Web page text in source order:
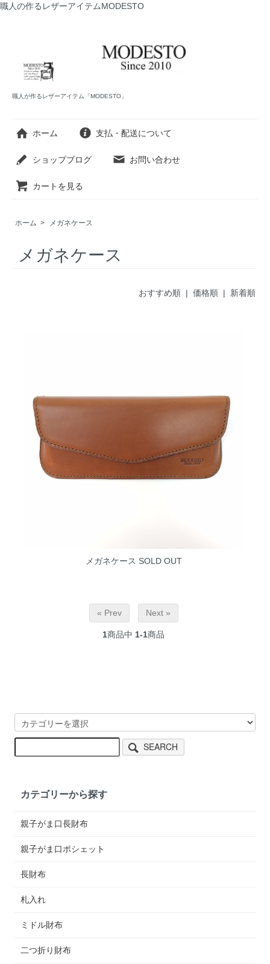
職人の作るレザーアイテムMODESTO
職人が作るレザーアイテム「MODESTO」
ホーム 支払・配送について
ショップブログ お問い合わせ
カートを見る
ホーム > メガネケース
メガネケース
おすすめ順 | 価格順| 新着順
メガネケース SOLD OUT
« Prev Next »
1商品中 1-1商品
SEARCH
カテゴリーから探す
親子がま口長財布
親子がま口ポシェット
長財布
札入れ
ミドル財布
二つ折り財布